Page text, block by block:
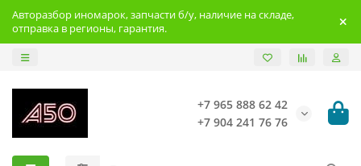
Авторазбор иномарок, запчасти б/у, наличие на складе,
отправка в регионы, гарантия.
+7 965 888 62 42
+7 904 241 76 76